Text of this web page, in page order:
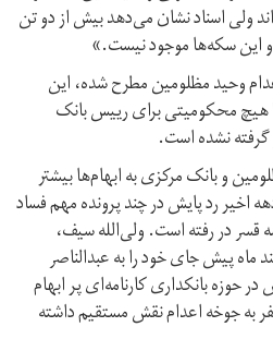
ولی اسناد نشان می‌دهد بیش از دو تن
این سکه‌ها موجود نیست.»
وحید مظلومین مطرح شده، این
هیچ محکومیتی برای رییس بانک
نشده است.
و بانک مرکزی به ابهام‌‌ها بیشتر
اخیر رد پایش در چند پرونده مهم فساد
در رفته است. ولی‌الله سیف،
پیش جای خود را به عبدالناصر
حوزه بانکداری کارنامه‌ای پر ابهام
به جوخه اعدام نقش مستقیم داشته